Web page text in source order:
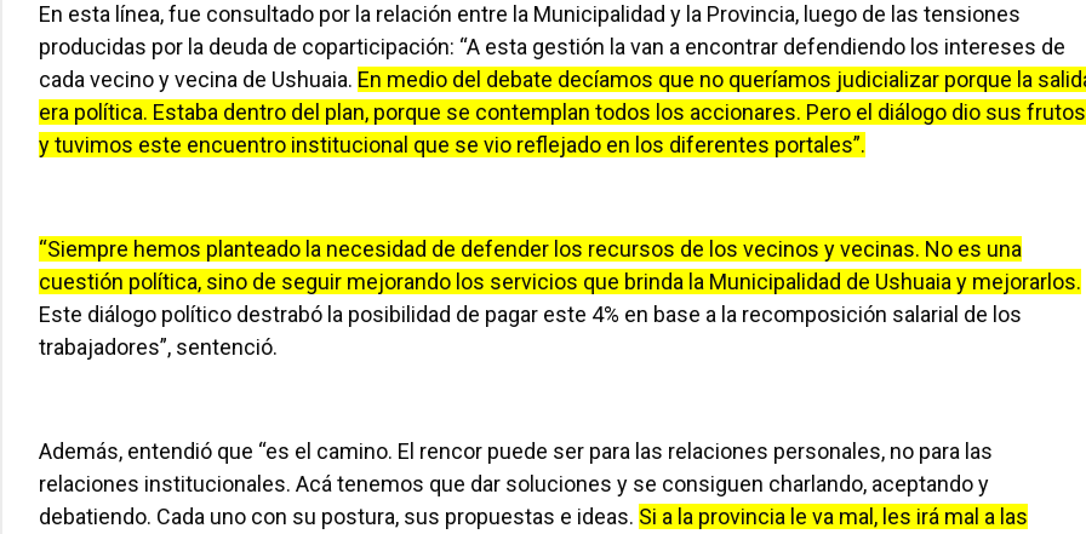
En esta línea, fue consultado por la relación entre la Municipalidad y la Provincia, luego de las tensiones
producidas por la deuda de coparticipación: “A esta gestión la van a encontrar defendiendo los intereses de
cada vecino y vecina de Ushuaia. En medio del debate decíamos que no queríamos judicializar porque la
era política. Estaba dentro del plan, porque se contemplan todos los accionares. Pero el diálogo dio sus frutos
y tuvimos este encuentro institucional que se vio reflejado en los diferentes portales”.
“Siempre hemos planteado la necesidad de defender los recursos de los vecinos y vecinas. No es una
cuestión política, sino de seguir mejorando los servicios que brinda la Municipalidad de Ushuaia y mejorarlos.
Este diálogo político destrabó la posibilidad de pagar este 4% en base a la recomposición salarial de los
trabajadores”, sentenció.
Además, entendió que “es el camino. El rencor puede ser para las relaciones personales, no para las
relaciones institucionales. Acá tenemos que dar soluciones y se consiguen charlando, aceptando y
debatiendo. Cada uno con su postura, sus propuestas e ideas. Si a la provincia le va mal, les irá mal a las